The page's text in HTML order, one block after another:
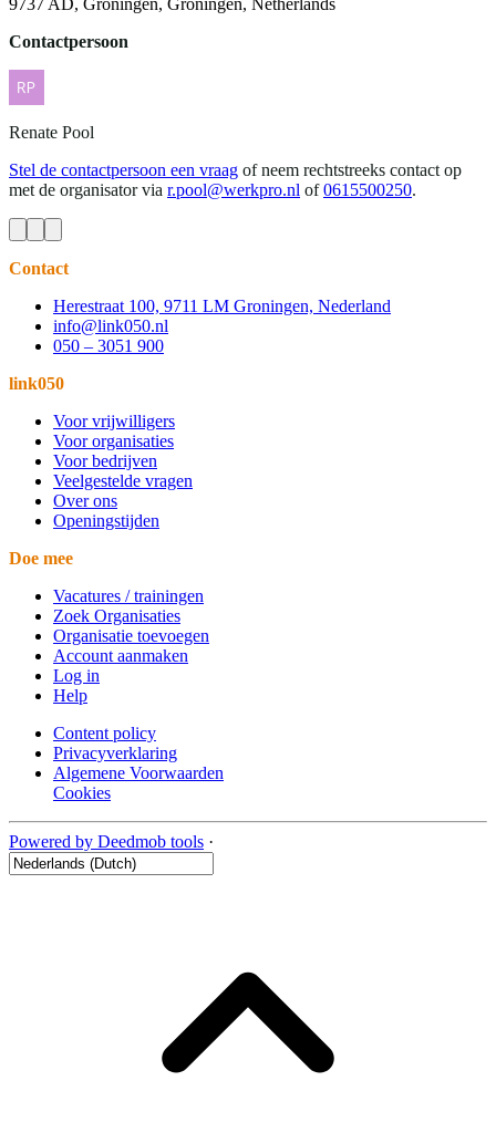
9737 AD, Groningen, Groningen, Netherlands
Contactpersoon
Renate Pool
Stel de contactpersoon een vraag of neem rechtstreeks contact op
met de organisator via r.pool@werkpro.nl of 0615500250.
Contact
Herestraat 100, 9711 LM Groningen, Nederland
info@link050.nl
050 – 3051 900
link050
Voor vrijwilligers
Voor organisaties
Voor bedrijven
Veelgestelde vragen
Over ons
Openingstijden
Doe mee
Vacatures / trainingen
Zoek Organisaties
Organisatie toevoegen
Account aanmaken
Log in
Help
Content policy
Privacyverklaring
Algemene Voorwaarden
Cookies
Powered by Deedmob tools ·